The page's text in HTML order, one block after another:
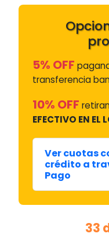
5% OFF
transferencia
10% OFF
EFECTIVO EN EL
Ver cuotas
crédito a
Pago
33